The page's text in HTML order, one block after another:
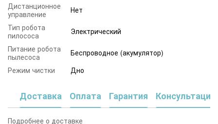
Дистанционное
управление
Нет
Тип робота
пилососа
Электрический
Питание робота
пылесоса
Беспроводное (акумулятор)
Режим чистки
Дно
Доставка Оплата Гарантия Консультация
Подробнее о доставке